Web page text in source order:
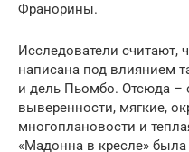
Франорины.
Исследователи считают,
написана под влиянием
и дель Пьомбо. Отсюда –
выверенности, мягкие,
многоплановости и
«Мадонна в кресле»